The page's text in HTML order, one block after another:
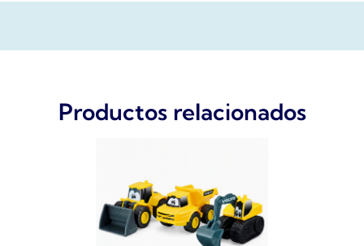
Productos relacionados